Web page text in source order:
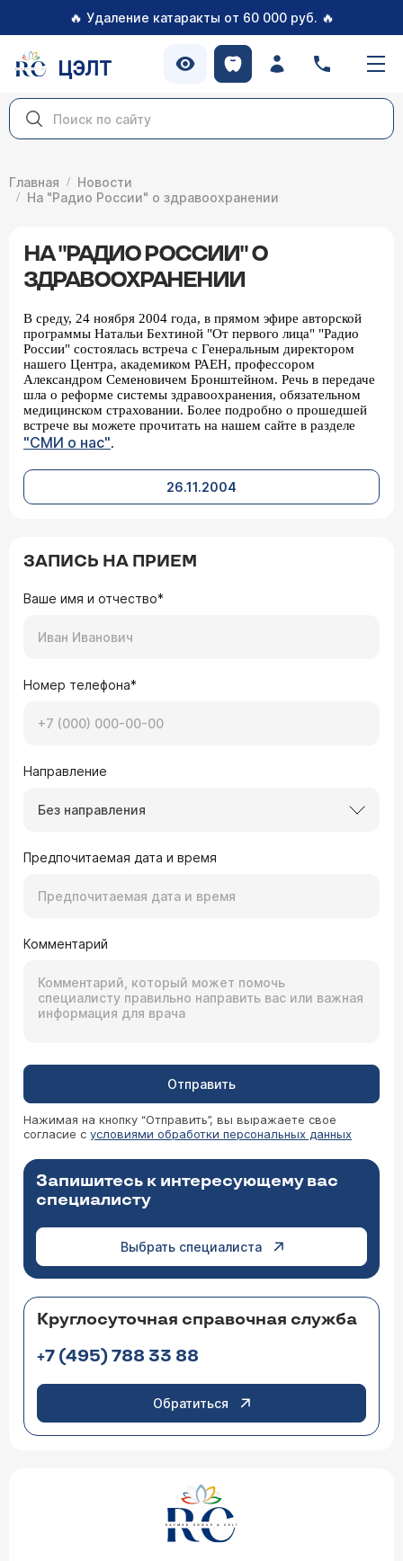
🔥 Удаление катаракты от 60 000 руб. 🔥
ЦЭЛТ
Главная
Новости
На "Радио России" о здравоохранении
НА "РАДИО РОССИИ" О
ЗДРАВООХРАНЕНИИ
В среду, 24 ноября 2004 года, в прямом эфире авторской
программы Натальи Бехтиной "От первого лица" "Радио
России" состоялась встреча с Генеральным директором
нашего Центра, академиком РАЕН, профессором
Александром Семеновичем Бронштейном. Речь в передаче
шла о реформе системы здравоохранения, обязательном
медицинском страховании. Более подробно о прошедшей
встрече вы можете прочитать на нашем сайте в разделе
"СМИ о нас".
26.11.2004
ЗАПИСЬ НА ПРИЕМ
Ваше имя и отчество*
Номер телефона*
Направление
Без направления
Предпочитаемая дата и время
Комментарий
Отправить
Нажимая на кнопку “Отправить”, вы выражаете свое
согласие с условиями обработки персональных данных
Запишитесь к интересующему вас
специалисту
Выбрать специалиста
Круглосуточная справочная служба
+7 (495) 788 33 88
Обратиться